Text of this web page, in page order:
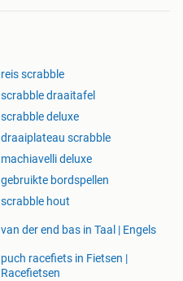
reis scrabble
scrabble draaitafel
scrabble deluxe
draaiplateau scrabble
machiavelli deluxe
gebruikte bordspellen
scrabble hout
van der end bas in Taal | Engels
puch racefiets in Fietsen |
Racefietsen